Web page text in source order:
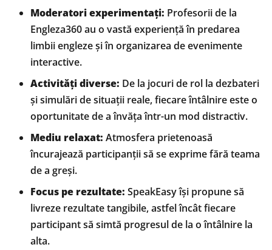
Moderatori experimentați: Profesorii de la
Engleza360 au o vastă experiență în predarea
limbii engleze și în organizarea de evenimente
interactive.
Activități diverse: De la jocuri de rol la dezbateri
și simulări de situații reale, fiecare întâlnire este o
oportunitate de a învăța într-un mod distractiv.
Mediu relaxat: Atmosfera prietenoasă
încurajează participanții să se exprime fără teama
de a greși.
Focus pe rezultate: SpeakEasy își propune să
livreze rezultate tangibile, astfel încât fiecare
participant să simtă progresul de la o întâlnire la
alta.